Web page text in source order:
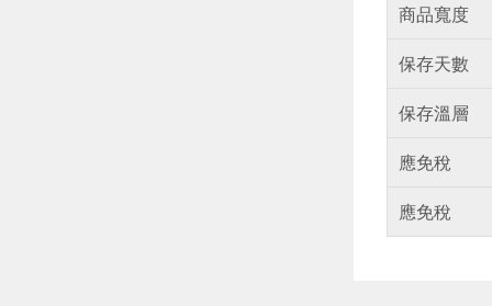
商品寬度
保存天數
保存溫層
應免稅
應免稅